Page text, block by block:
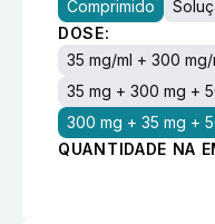
Comprimido
DOSE:
35 mg/ml + 300
35 mg + 300 mg +
300 mg + 35 mg +
QUANTIDADE NA